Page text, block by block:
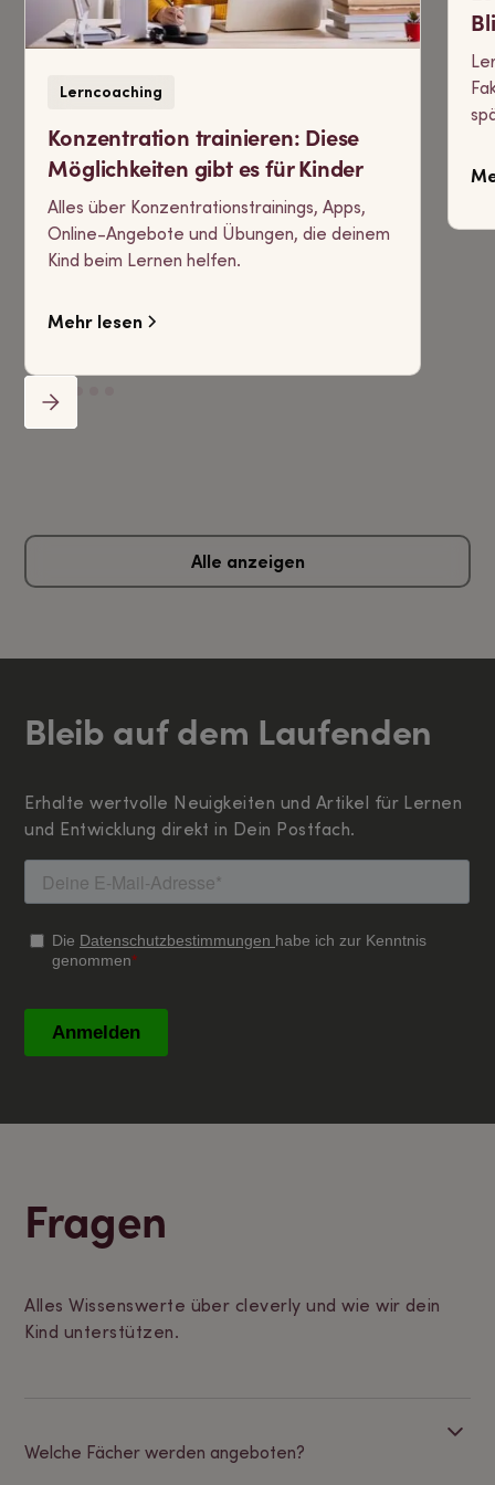
Lerncoaching
Konzentration trainieren: Diese
Möglichkeiten gibt es für Kinder
Alles über Konzentrationstrainings, Apps,
Online-Angebote und Übungen, die deinem
Kind beim Lernen helfen.
Mehr lesen
Alle anzeigen
Bleib auf dem Laufenden
Erhalte wertvolle Neuigkeiten und Artikel für Lernen
und Entwicklung direkt in Dein Postfach.
Fragen
Alles Wissenswerte über cleverly und wie wir dein
Kind unterstützen.
Welche Fächer werden angeboten?